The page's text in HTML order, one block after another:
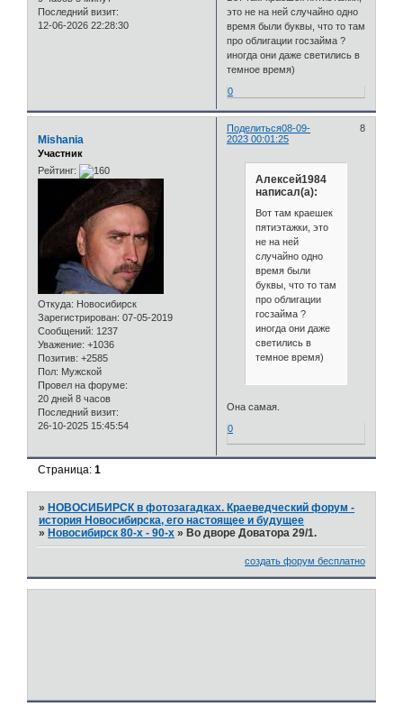
Последний визит:
12-06-2026 22:28:30
это не на ней случайно одно
время были буквы, что то там
про облигации госзайма ?
иногда они даже светились в
темное время)
0
Поделиться 8
08-09-
2023 00:01:25
Mishania
Участник
Рейтинг:
Откуда: Новосибирск
Зарегистрирован: 07-05-2019
Сообщений: 1237
Уважение: +1036
Позитив: +2585
Пол: Мужской
Провел на форуме:
20 дней 8 часов
Последний визит:
26-10-2025 15:45:54
Алексей1984
написал(а):
Вот там краешек
пятиэтажки, это
не на ней
случайно одно
время были
буквы, что то там
про облигации
госзайма ?
иногда они даже
светились в
темное время)
Она самая.
0
Страница:1
»НОВОСИБИРСК в фотозагадках. Краеведческий форум -
история Новосибирска, его настоящее и будущее
»Новосибирск 80-х - 90-х »Во дворе Доватора 29/1.
создать форум бесплатно